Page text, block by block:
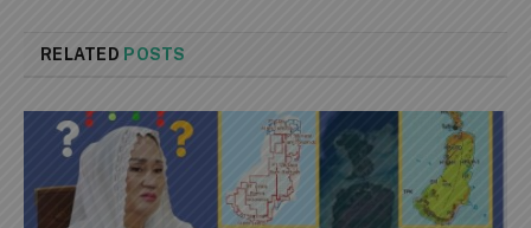
RELATED POSTS